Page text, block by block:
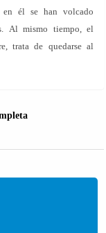
él se han volcado
Al mismo tiempo, el
trata de quedarse al